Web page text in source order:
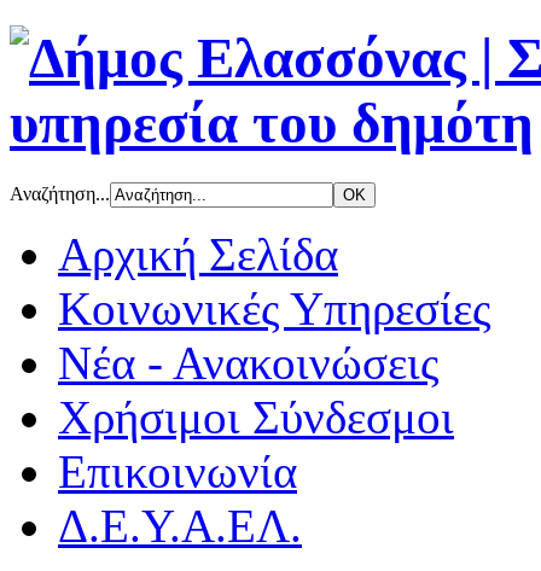
Αναζήτηση...
Αρχική Σελίδα
Κοινωνικές Υπηρεσίες
Νέα - Ανακοινώσεις
Χρήσιμοι Σύνδεσμοι
Επικοινωνία
Δ.Ε.Υ.Α.ΕΛ.